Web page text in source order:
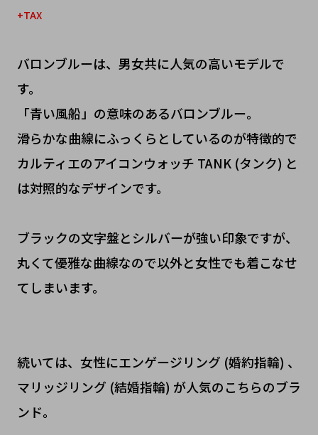
+TAX
バロンブルーは、男女共に人気の高いモデルで
す。
「青い風船」の意味のあるバロンブルー。
滑らかな曲線にふっくらとしているのが特徴的で
カルティエのアイコンウォッチ TANK (タンク) と
は対照的なデザインです。
ブラックの文字盤とシルバーが強い印象ですが、
丸くて優雅な曲線なので以外と女性でも着こなせ
てしまいます。
続いては、女性にエンゲージリング (婚約指輪) 、
マリッジリング (結婚指輪) が人気のこちらのブラ
ンド。